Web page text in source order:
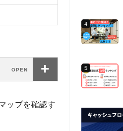
ップを確認す
4
5